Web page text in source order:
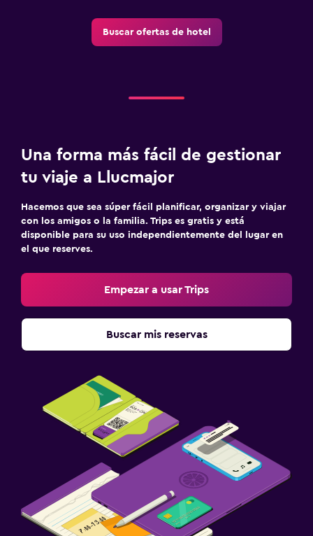
Seguridad las 24 horas
Botiquín de primeros auxilios
Estacionamiento gratuito
Estacionamiento privado
Servicio de traslado (cargo adicional)
Sistema de entretenimiento
Sala de estar/TV compartida
Servicio de planchado
Servicios de lavandería/tintorería
Plancha para pantalones
Actividades
Bicicletas
Buscar ofertas de hotel
Una forma más fácil de gestionar
tu viaje a Llucmajor
Hacemos que sea súper fácil planificar, organizar y viajar
con los amigos o la familia. Trips es gratis y está
disponible para su uso independientemente del lugar en
el que reserves.
Empezar a usar Trips
Buscar mis reservas